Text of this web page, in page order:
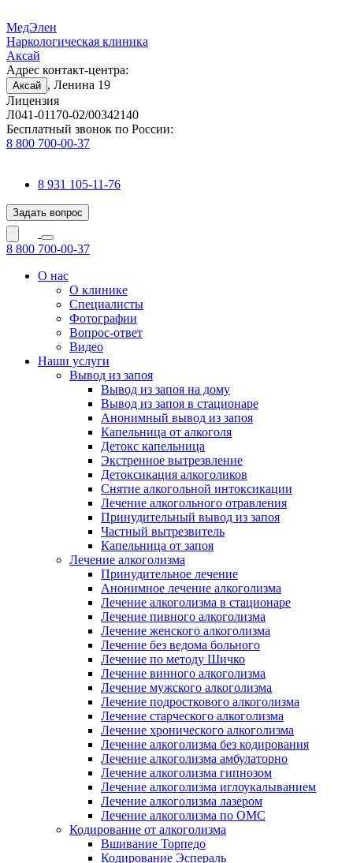
МедЭлен
Наркологическая клиника
Аксай
Адрес контакт-центра:
Аксай , Ленина 19
Лицензия
Л041-01170-02/00342140
Бесплатный звонок по России:
8 800 700-00-37
8 931 105-11-76
Задать вопрос
8 800 700-00-37
О нас
О клинике
Специалисты
Фотографии
Вопрос-ответ
Видео
Наши услуги
Вывод из запоя
Вывод из запоя на дому
Вывод из запоя в стационаре
Анонимный вывод из запоя
Капельница от алкоголя
Детокс капельница
Экстренное вытрезвление
Детоксикация алкоголиков
Снятие алкогольной интоксикации
Лечение алкогольного отравления
Принудительный вывод из запоя
Частный вытрезвитель
Капельница от запоя
Лечение алкоголизма
Принудительное лечение
Анонимное лечение алкоголизма
Лечение алкоголизма в стационаре
Лечение пивного алкоголизма
Лечение женского алкоголизма
Лечение без ведома больного
Лечение по методу Шичко
Лечение винного алкоголизма
Лечение мужского алкоголизма
Лечение подросткового алкоголизма
Лечение старческого алкоголизма
Лечение хронического алкоголизма
Лечение алкоголизма без кодирования
Лечение алкоголизма амбулаторно
Лечение алкоголизма гипнозом
Лечение алкоголизма иглоукалыванием
Лечение алкоголизма лазером
Лечение алкоголизма по ОМС
Кодирование от алкоголизма
Вшивание Торпедо
Кодирование Эспераль